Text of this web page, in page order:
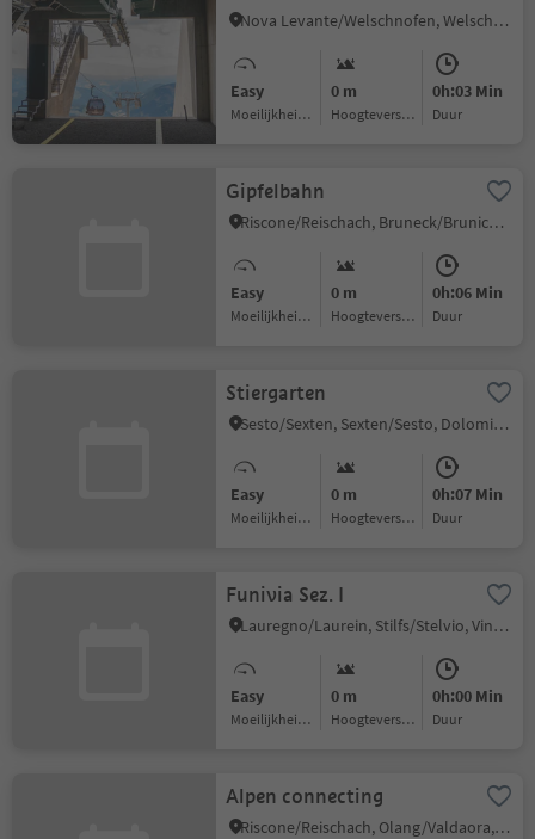
Nova Levante/Welschnofen, Welschnofen/Nova Levante, Dolomites Region Eggental
Easy
Moeilijkheidsgraad
0 m
Hoogteverschil
0h:03 Min
Duur
Gipfelbahn
Riscone/Reischach, Bruneck/Brunico, Dolomites Region Kronplatz/Plan de Corones
Easy
Moeilijkheidsgraad
0 m
Hoogteverschil
0h:06 Min
Duur
Stiergarten
Sesto/Sexten, Sexten/Sesto, Dolomites Region 3 Zinnen
Easy
Moeilijkheidsgraad
0 m
Hoogteverschil
0h:07 Min
Duur
Funivia Sez. I
Lauregno/Laurein, Stilfs/Stelvio, Vinschgau/Val Venosta
Easy
Moeilijkheidsgraad
0 m
Hoogteverschil
0h:00 Min
Duur
Alpen connecting
Riscone/Reischach, Olang/Valdaora, Dolomites Region Kronplatz/Plan de Corones